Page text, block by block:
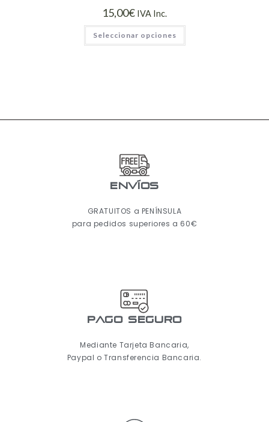
15,00€ IVA Inc.
Seleccionar opciones
ENVÍOS
GRATUITOS a PENÍNSULA
para pedidos superiores a 60€
pago seguro
Mediante Tarjeta Bancaria,
Paypal o Transferencia Bancaria.